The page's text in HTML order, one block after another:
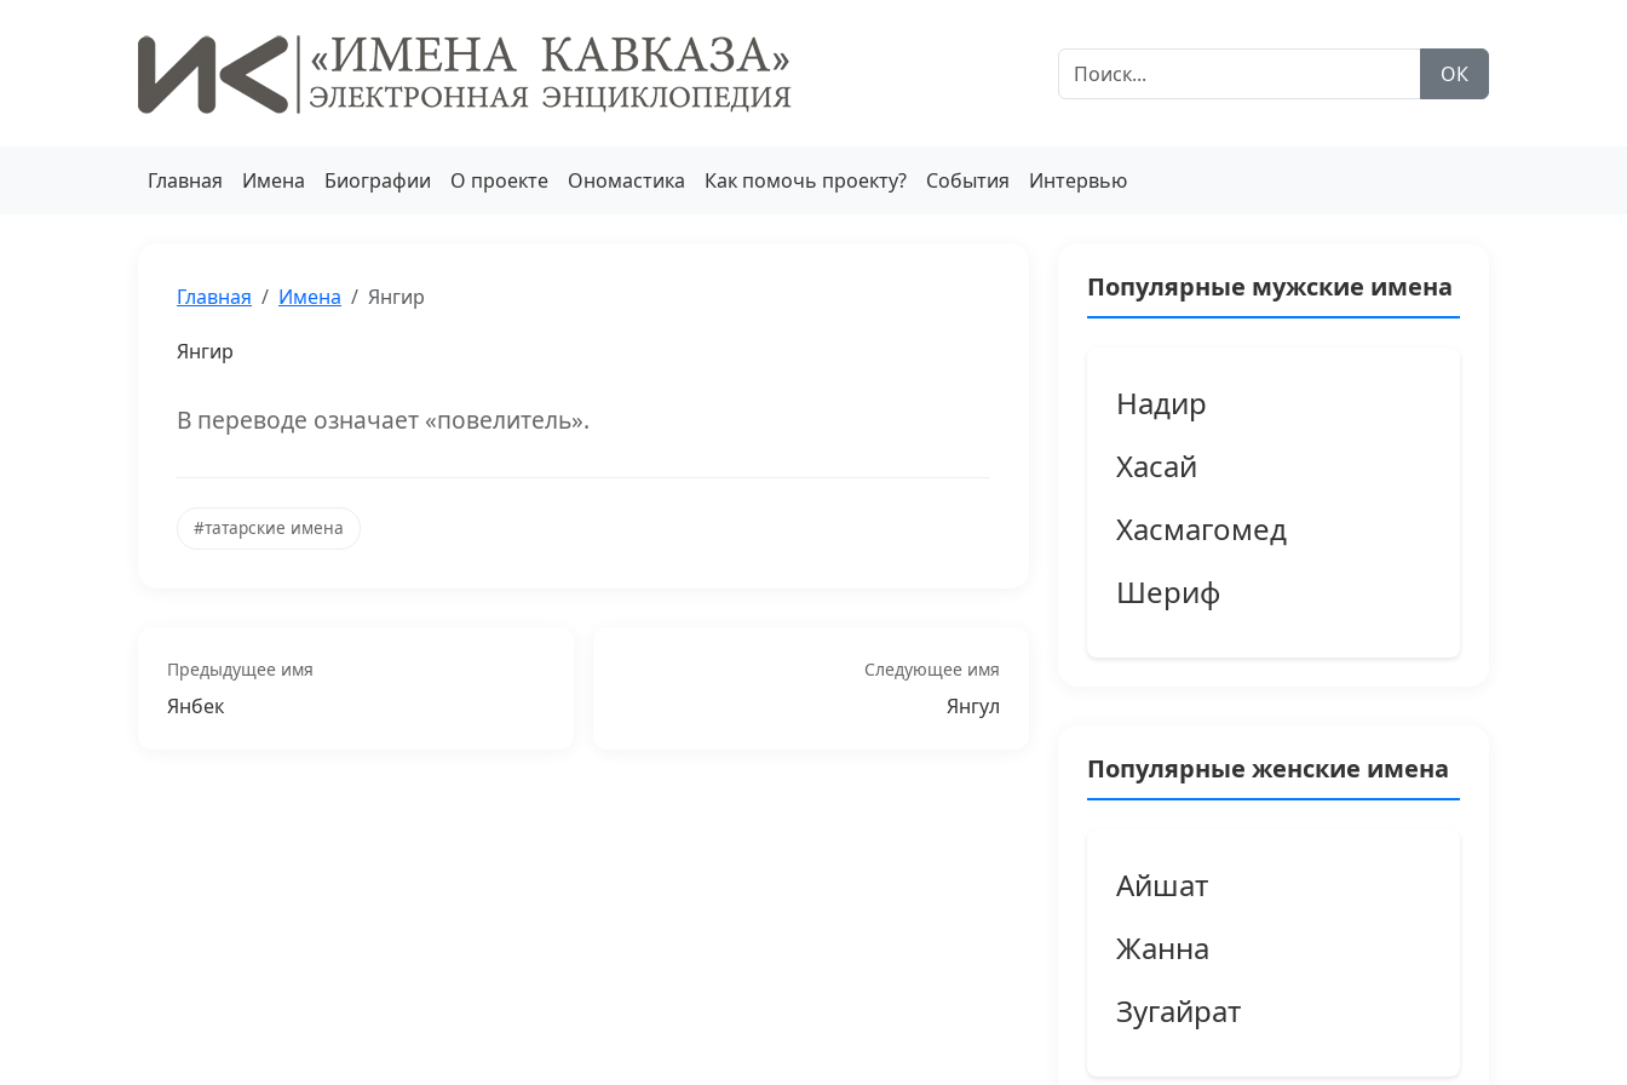
ОК
Главная Имена Биографии О проекте Ономастика Как помочь проекту? События Интервью
Главная Имена Янгир
Янгир
В переводе означает «повелитель».
#татарские имена
Предыдущее имя
Янбек
Следующее имя
Янгул
Популярные мужские имена
Надир
Хасай
Хасмагомед
Шериф
Популярные женские имена
Айшат
Жанна
Зугайрат